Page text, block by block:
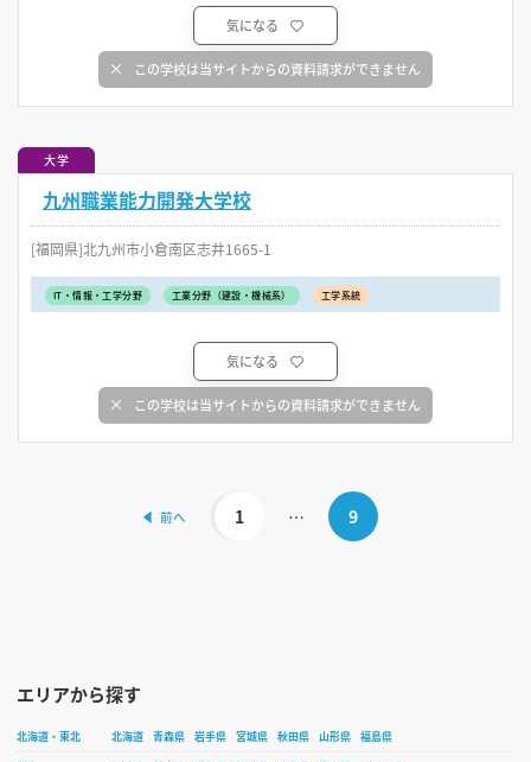
気になる
この学校は当サイトからの資料請求ができません
大学
九州職業能力開発大学校
[福岡県]北九州市小倉南区志井1665-1
IT・情報・工学分野 工業分野（建設・機械系） 工学系統
気になる
この学校は当サイトからの資料請求ができません
1 … 9
エリアから探す
北海道・東北 北海道 青森県 岩手県 宮城県 秋田県 山形県
福島県